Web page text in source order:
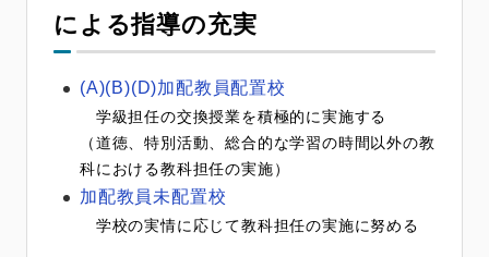
による指導の充実
(A)(B)(D)加配教員配置校
学級担任の交換授業を積極的に実施する
（道徳、特別活動、総合的な学習の時間以外の教
科における教科担任の実施）
加配教員未配置校
学校の実情に応じて教科担任の実施に努める